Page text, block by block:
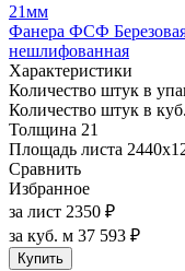
21мм
Фанера ФСФ
нешлифованная
Характеристики
Количество штук в
Количество штук в
Толщина 21
Площадь листа
Сравнить
Избранное
за лист 2350 ₽
за куб. м 37 593 ₽
Купить